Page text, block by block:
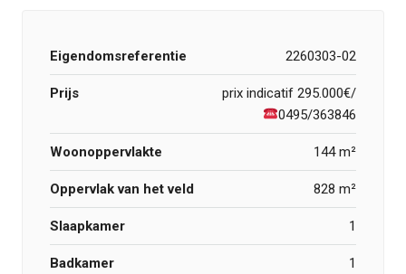
Eigendomsreferentie 2260303-02
Prijs prix indicatif 295.000€/
0495/363846
Woonoppervlakte 144 m²
Oppervlak van het veld 828 m²
Slaapkamer 1
Badkamer 1